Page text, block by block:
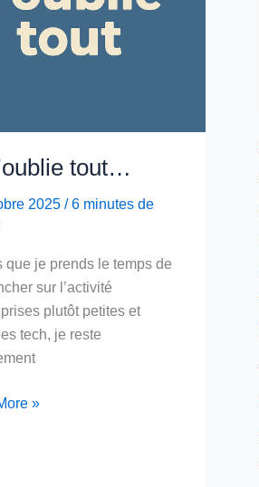
tout…
2025/6 minutes de
que je prends le temps de
sur l’activité
plutôt petites et
tech, je reste
»